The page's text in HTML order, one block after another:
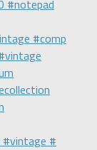
#comp
#vintage #